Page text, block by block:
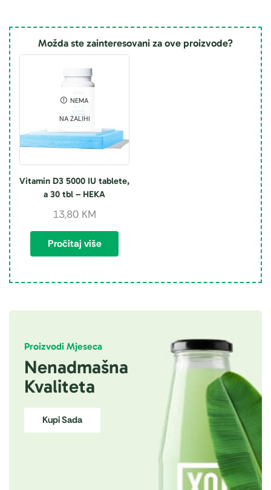
Možda ste zainteresovani za ove proizvode?
NEMA
NA ZALIHI
Vitamin D3 5000 IU tablete,
a 30 tbl – HEKA
13,80 KM
Pročitaj više
Proizvodi Mjeseca
Nenadmašna
Kvaliteta
Kupi Sada